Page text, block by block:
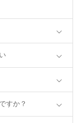
すか？